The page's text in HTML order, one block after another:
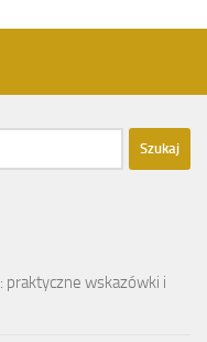
praktyczne wskazówki i